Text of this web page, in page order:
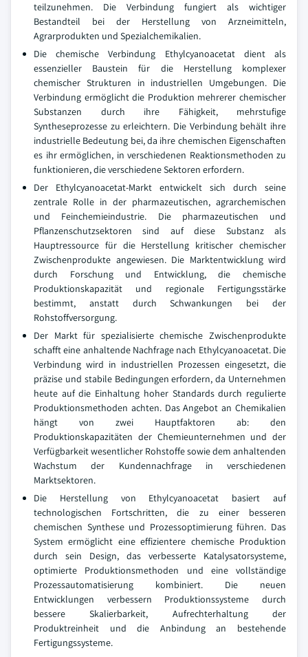
teilzunehmen. Die Verbindung fungiert als wichtiger
Bestandteil bei der Herstellung von Arzneimitteln,
Agrarprodukten und Spezialchemikalien.
Die chemische Verbindung Ethylcyanoacetat dient als
essenzieller Baustein für die Herstellung komplexer
chemischer Strukturen in industriellen Umgebungen. Die
Verbindung ermöglicht die Produktion mehrerer chemischer
Substanzen durch ihre Fähigkeit, mehrstufige
Syntheseprozesse zu erleichtern. Die Verbindung behält ihre
industrielle Bedeutung bei, da ihre chemischen Eigenschaften
es ihr ermöglichen, in verschiedenen Reaktionsmethoden zu
funktionieren, die verschiedene Sektoren erfordern.
Der Ethylcyanoacetat-Markt entwickelt sich durch seine
zentrale Rolle in der pharmazeutischen, agrarchemischen
und Feinchemieindustrie. Die pharmazeutischen und
Pflanzenschutzsektoren sind auf diese Substanz als
Hauptressource für die Herstellung kritischer chemischer
Zwischenprodukte angewiesen. Die Marktentwicklung wird
durch Forschung und Entwicklung, die chemische
Produktionskapazität und regionale Fertigungsstärke
bestimmt, anstatt durch Schwankungen bei der
Rohstoffversorgung.
Der Markt für spezialisierte chemische Zwischenprodukte
schafft eine anhaltende Nachfrage nach Ethylcyanoacetat. Die
Verbindung wird in industriellen Prozessen eingesetzt, die
präzise und stabile Bedingungen erfordern, da Unternehmen
heute auf die Einhaltung hoher Standards durch regulierte
Produktionsmethoden achten. Das Angebot an Chemikalien
hängt von zwei Hauptfaktoren ab: den
Produktionskapazitäten der Chemieunternehmen und der
Verfügbarkeit wesentlicher Rohstoffe sowie dem anhaltenden
Wachstum der Kundennachfrage in verschiedenen
Marktsektoren.
Die Herstellung von Ethylcyanoacetat basiert auf
technologischen Fortschritten, die zu einer besseren
chemischen Synthese und Prozessoptimierung führen. Das
System ermöglicht eine effizientere chemische Produktion
durch sein Design, das verbesserte Katalysatorsysteme,
optimierte Produktionsmethoden und eine vollständige
Prozessautomatisierung kombiniert. Die neuen
Entwicklungen verbessern Produktionssysteme durch
bessere Skalierbarkeit, Aufrechterhaltung der
Produktreinheit und die Anbindung an bestehende
Fertigungssysteme.